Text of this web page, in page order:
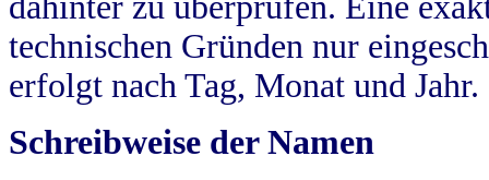
technischen Gründen nur
erfolgt nach Tag, Monat und Jahr.
Schreibweise der Namen